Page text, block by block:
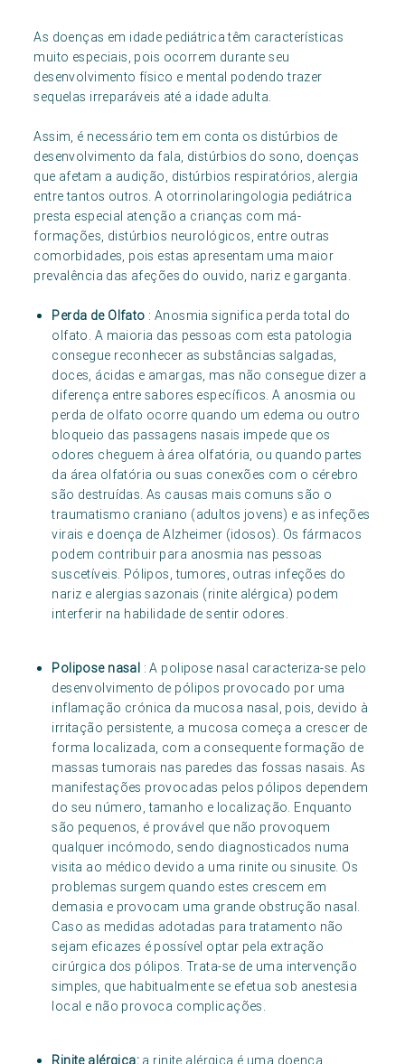
As doenças em idade pediátrica têm características
muito especiais, pois ocorrem durante seu
desenvolvimento físico e mental podendo trazer
sequelas irreparáveis até a idade adulta.
Assim, é necessário tem em conta os distúrbios de
desenvolvimento da fala, distúrbios do sono, doenças
que afetam a audição, distúrbios respiratórios, alergia
entre tantos outros. A otorrinolaringologia pediátrica
presta especial atenção a crianças com má-
formações, distúrbios neurológicos, entre outras
comorbidades, pois estas apresentam uma maior
prevalência das afeções do ouvido, nariz e garganta.
Perda de Olfato : Anosmia significa perda total do
olfato. A maioria das pessoas com esta patologia
consegue reconhecer as substâncias salgadas,
doces, ácidas e amargas, mas não consegue dizer a
diferença entre sabores específicos. A anosmia ou
perda de olfato ocorre quando um edema ou outro
bloqueio das passagens nasais impede que os
odores cheguem à área olfatória, ou quando partes
da área olfatória ou suas conexões com o cérebro
são destruídas. As causas mais comuns são o
traumatismo craniano (adultos jovens) e as infeções
virais e doença de Alzheimer (idosos). Os fármacos
podem contribuir para anosmia nas pessoas
suscetíveis. Pólipos, tumores, outras infeções do
nariz e alergias sazonais (rinite alérgica) podem
interferir na habilidade de sentir odores.
Polipose nasal : A polipose nasal caracteriza-se pelo
desenvolvimento de pólipos provocado por uma
inflamação crónica da mucosa nasal, pois, devido à
irritação persistente, a mucosa começa a crescer de
forma localizada, com a consequente formação de
massas tumorais nas paredes das fossas nasais. As
manifestações provocadas pelos pólipos dependem
do seu número, tamanho e localização. Enquanto
são pequenos, é provável que não provoquem
qualquer incómodo, sendo diagnosticados numa
visita ao médico devido a uma rinite ou sinusite. Os
problemas surgem quando estes crescem em
demasia e provocam uma grande obstrução nasal.
Caso as medidas adotadas para tratamento não
sejam eficazes é possível optar pela extração
cirúrgica dos pólipos. Trata-se de uma intervenção
simples, que habitualmente se efetua sob anestesia
local e não provoca complicações.
Rinite alérgica: a rinite alérgica é uma doença